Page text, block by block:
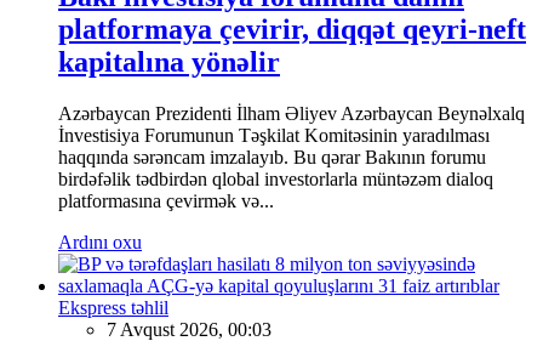
platformaya çevirir, diqqət qeyri-neft
kapitalına yönəlir
Azərbaycan Prezidenti İlham Əliyev Azərbaycan Beynəlxalq
İnvestisiya Forumunun Təşkilat Komitəsinin yaradılması
haqqında sərəncam imzalayıb. Bu qərar Bakının forumu
birdəfəlik tədbirdən qlobal investorlarla müntəzəm dialoq
platformasına çevirmək və...
Ardını oxu
Ekspress təhlil
7 Avqust 2026, 00:03